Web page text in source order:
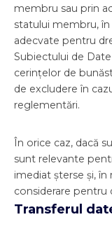
membru sau prin
statului membru,
adecvate pentru
Subiectului de
cerințelor de
de excludere în
reglementări.
În orice caz, dacă
sunt relevante
imediat șterse și, în
considerare pentru
Transferul